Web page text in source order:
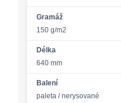
Gramáž
150 g/m2
Délka
640 mm
Balení
paleta / nerysované